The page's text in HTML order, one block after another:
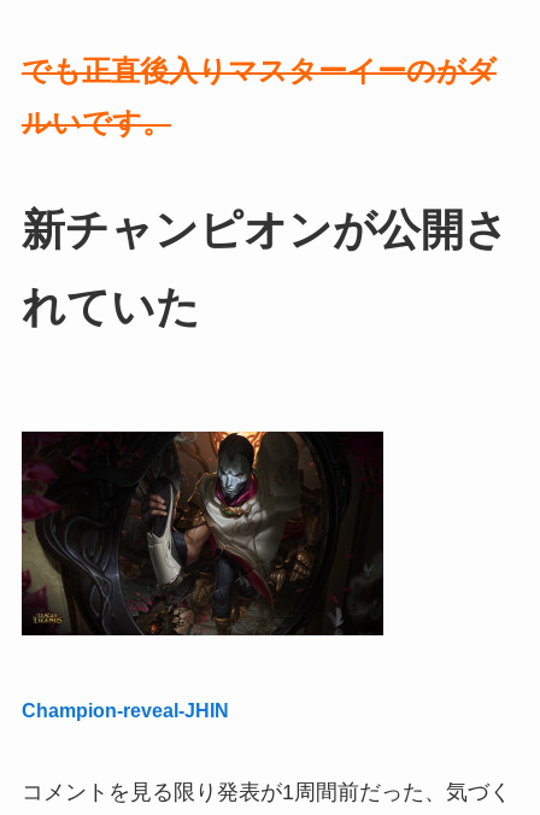
でも正直後入りマスターイーのがダ
ルいです。
新チャンピオンが公開さ
れていた
Champion-reveal-JHIN
コメントを見る限り発表が1周間前だった、気づく